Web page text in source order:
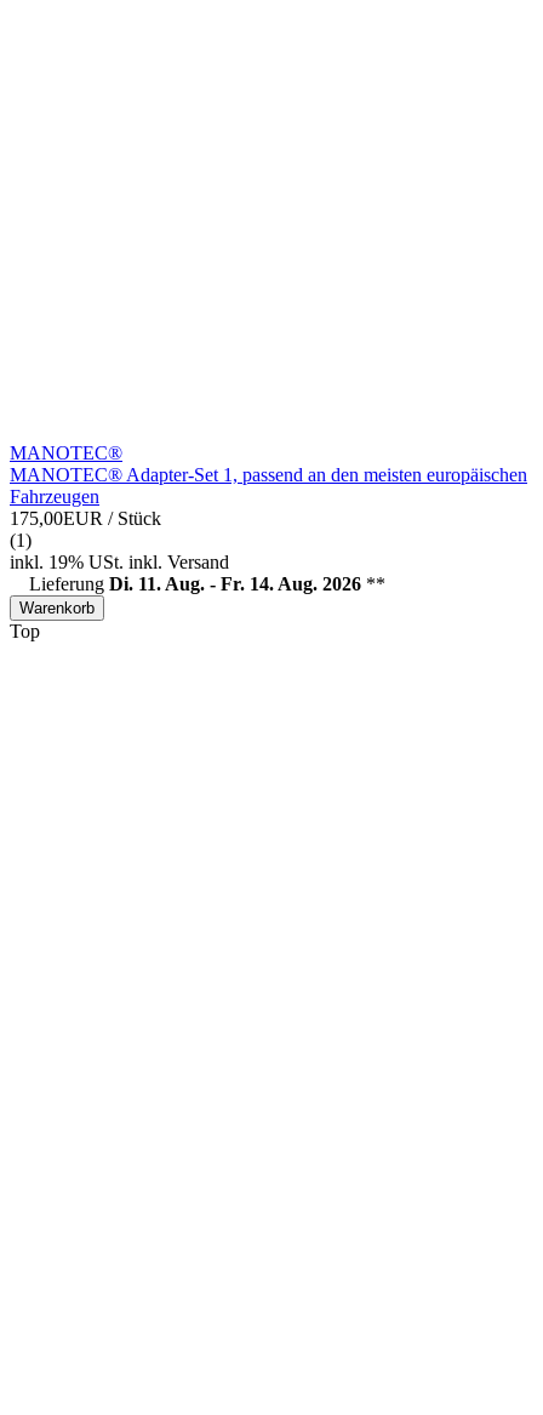
MANOTEC®
MANOTEC® Adapter-Set 1, passend an den meisten europäischen
Fahrzeugen
175,00EUR / Stück
(1)
inkl. 19% USt. inkl. Versand
Lieferung Di. 11. Aug. - Fr. 14. Aug. 2026 **
Warenkorb
Top